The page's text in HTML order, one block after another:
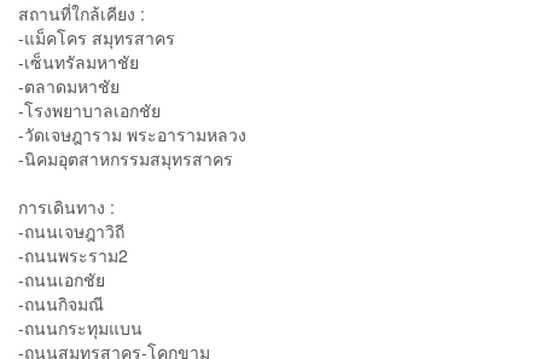
สถานที่ใกล้เคียง :
-แม็คโคร สมุทรสาคร
-เซ็นทรัลมหาชัย
-ตลาดมหาชัย
-โรงพยาบาลเอกชัย
-วัดเจษฎาราม พระอารามหลวง
-นิคมอุตสาหกรรมสมุทรสาคร
การเดินทาง :
-ถนนเจษฎาวิถี
-ถนนพระราม2
-ถนนเอกชัย
-ถนนกิจมณี
-ถนนกระทุมแบน
-ถนนสมุทรสาคร-โคกขาม